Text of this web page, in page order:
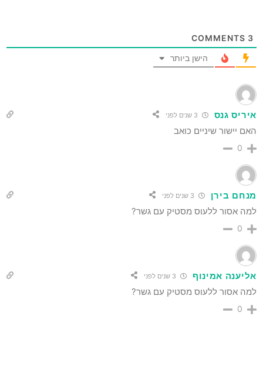
3
הישן ביותר
איריס גנס
האם יישור שיניים כואב
0
מנחם בירן
למה אסור ללעוס מסטיק עם גשר?
0
אליענה אמינוף
למה אסור ללעוס מסטיק עם גשר?
0